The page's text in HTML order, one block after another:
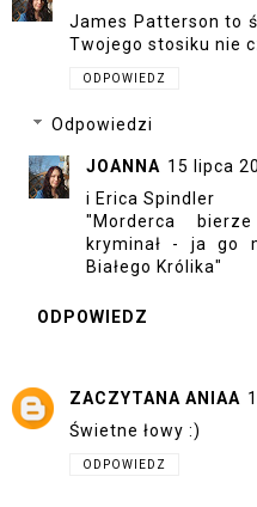
James Patterson to
Twojego stosiku nie
ODPOWIEDZ
Odpowiedzi
JOANNA 15 lipca
i Erica Spindler
"Morderca
kryminał - ja go
Białego Królika"
ODPOWIEDZ
ZACZYTANA ANIAA
Świetne łowy :)
ODPOWIEDZ